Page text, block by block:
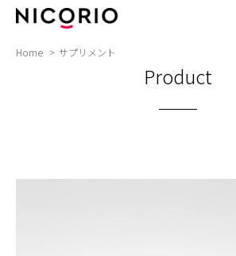
Home サプリメント
Product